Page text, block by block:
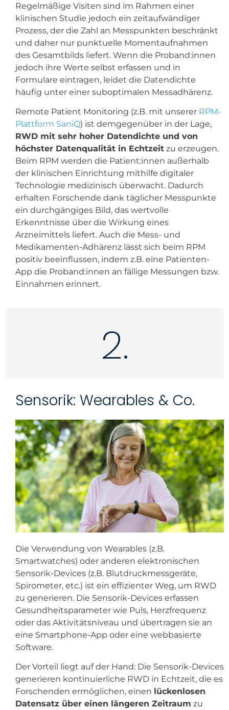
Regelmäßige Visiten sind im Rahmen einer
klinischen Studie jedoch ein zeitaufwändiger
Prozess, der die Zahl an Messpunkten beschränkt
und daher nur punktuelle Momentaufnahmen
des Gesamtbilds liefert. Wenn die Proband:innen
jedoch ihre Werte selbst erfassen und in
Formulare eintragen, leidet die Datendichte
häufig unter einer suboptimalen Messadhärenz.
Remote Patient Monitoring (z.B. mit unserer RPM-
Plattform SaniQ) ist demgegenüber in der Lage,
RWD mit sehr hoher Datendichte und von
höchster Datenqualität in Echtzeit zu erzeugen.
Beim RPM werden die Patient:innen außerhalb
der klinischen Einrichtung mithilfe digitaler
Technologie medizinisch überwacht. Dadurch
erhalten Forschende dank täglicher Messpunkte
ein durchgängiges Bild, das wertvolle
Erkenntnisse über die Wirkung eines
Arzneimittels liefert. Auch die Mess- und
Medikamenten-Adhärenz lässt sich beim RPM
positiv beeinflussen, indem z.B. eine Patienten-
App die Proband:innen an fällige Messungen bzw.
Einnahmen erinnert.
2.
Sensorik: Wearables & Co.
Die Verwendung von Wearables (z.B.
Smartwatches) oder anderen elektronischen
Sensorik-Devices (z.B. Blutdruckmessgeräte,
Spirometer, etc.) ist ein effizienter Weg, um RWD
zu generieren. Die Sensorik-Devices erfassen
Gesundheitsparameter wie Puls, Herzfrequenz
oder das Aktivitätsniveau und übertragen sie an
eine Smartphone-App oder eine webbasierte
Software.
Der Vorteil liegt auf der Hand: Die Sensorik-Devices
generieren kontinuierliche RWD in Echtzeit, die es
Forschenden ermöglichen, einen lückenlosen
Datensatz über einen längeren Zeitraum zu